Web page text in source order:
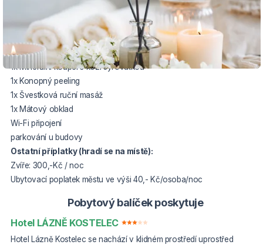
Balíček zahrnuje:
2 x ubytování ve dvoulůžkovém pokoji
2 x stravování formou polopenze
1x Minerální koupel s kozí syrovátkou
1x Konopný peeling
1x Švestková ruční masáž
1x Mátový obklad
Wi-Fi připojení
parkování u budovy
Ostatní příplatky (hradí se na místě):
Zvíře: 300,-Kč / noc
Ubytovací poplatek městu ve výši 40,- Kč/osoba/noc
Pobytový balíček poskytuje
Hotel LÁZNĚ KOSTELEC
Hotel Lázně Kostelec se nachází v klidném prostředí uprostřed